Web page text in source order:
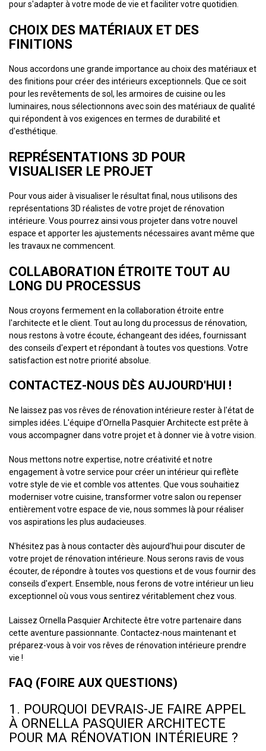
pour s'adapter à votre mode de vie et faciliter votre quotidien.
CHOIX DES MATÉRIAUX ET DES
FINITIONS
Nous accordons une grande importance au choix des matériaux et
des finitions pour créer des intérieurs exceptionnels. Que ce soit
pour les revêtements de sol, les armoires de cuisine ou les
luminaires, nous sélectionnons avec soin des matériaux de qualité
qui répondent à vos exigences en termes de durabilité et
d'esthétique.
REPRÉSENTATIONS 3D POUR
VISUALISER LE PROJET
Pour vous aider à visualiser le résultat final, nous utilisons des
représentations 3D réalistes de votre projet de rénovation
intérieure. Vous pourrez ainsi vous projeter dans votre nouvel
espace et apporter les ajustements nécessaires avant même que
les travaux ne commencent.
COLLABORATION ÉTROITE TOUT AU
LONG DU PROCESSUS
Nous croyons fermement en la collaboration étroite entre
l'architecte et le client. Tout au long du processus de rénovation,
nous restons à votre écoute, échangeant des idées, fournissant
des conseils d'expert et répondant à toutes vos questions. Votre
satisfaction est notre priorité absolue.
CONTACTEZ-NOUS DÈS AUJOURD'HUI !
Ne laissez pas vos rêves de rénovation intérieure rester à l'état de
simples idées. L'équipe d'Ornella Pasquier Architecte est prête à
vous accompagner dans votre projet et à donner vie à votre vision.
Nous mettons notre expertise, notre créativité et notre
engagement à votre service pour créer un intérieur qui reflète
votre style de vie et comble vos attentes. Que vous souhaitiez
moderniser votre cuisine, transformer votre salon ou repenser
entièrement votre espace de vie, nous sommes là pour réaliser
vos aspirations les plus audacieuses.
N'hésitez pas à nous contacter dès aujourd'hui pour discuter de
votre projet de rénovation intérieure. Nous serons ravis de vous
écouter, de répondre à toutes vos questions et de vous fournir des
conseils d'expert. Ensemble, nous ferons de votre intérieur un lieu
exceptionnel où vous vous sentirez véritablement chez vous.
Laissez Ornella Pasquier Architecte être votre partenaire dans
cette aventure passionnante. Contactez-nous maintenant et
préparez-vous à voir vos rêves de rénovation intérieure prendre
vie !
FAQ (FOIRE AUX QUESTIONS)
1. POURQUOI DEVRAIS-JE FAIRE APPEL
À ORNELLA PASQUIER ARCHITECTE
POUR MA RÉNOVATION INTÉRIEURE ?